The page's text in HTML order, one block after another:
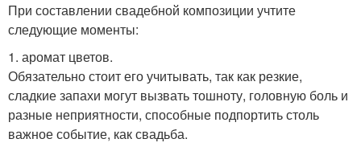
При составлении свадебной композиции учтите
следующие моменты:
1. аромат цветов.
Обязательно стоит его учитывать, так как резкие,
сладкие запахи могут вызвать тошноту, головную боль и
разные неприятности, способные подпортить столь
важное событие, как свадьба.